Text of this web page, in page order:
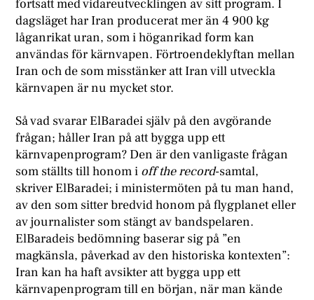
fortsatt med vidareutvecklingen av sitt program. I
dagsläget har Iran producerat mer än 4 900 kg
låganrikat uran, som i höganrikad form kan
användas för kärnvapen. Förtroende­klyftan mellan
Iran och de som misstänker att Iran vill utveckla
kärnvapen är nu mycket stor.
Så vad svarar ElBaradei själv på den avgörande
frågan; håller Iran på att bygga upp ett
kärnvapenprogram? Den är den vanligaste frågan
som ställts till honom i off the record-samtal,
skriver ElBaradei; i ministermöten på tu man hand,
av den som sitter bredvid honom på flygplanet eller
av journalister som stängt av bandspelaren.
ElBaradeis bedömning baserar sig på ”en
magkänsla, påverkad av den historiska kontexten”:
Iran kan ha haft avsikter att bygga upp ett
kärnvapenprogram till en början, när man kände